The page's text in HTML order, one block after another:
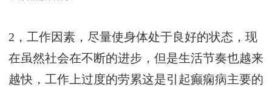
2，工作因素，尽量使身体处于良好的状态，现
在虽然社会在不断的进步，但是生活节奏也越来
越快，工作上过度的劳累这是引起癫痫病主要的